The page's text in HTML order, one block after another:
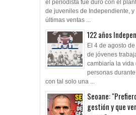
el periodista fue duro con el
de juveniles de Independiente,
últimas ventas ...
122 años
El 4 de agosto
de jóvenes
cambiaría la vida
personas
con tal solo una ...
Seoane:
gestión y que